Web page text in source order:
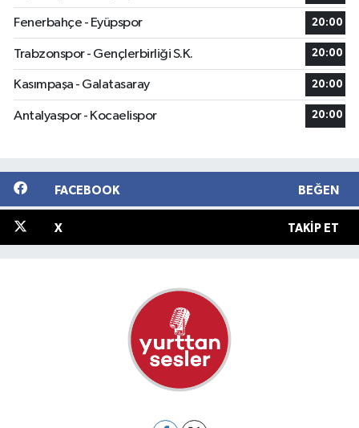
Fenerbahçe - Eyüpspor 20:00
Trabzonspor - Gençlerbirliği S.K. 20:00
Kasımpaşa - Galatasaray 20:00
Antalyaspor - Kocaelispor 20:00
FACEBOOK BEĞEN
X TAKIP ET